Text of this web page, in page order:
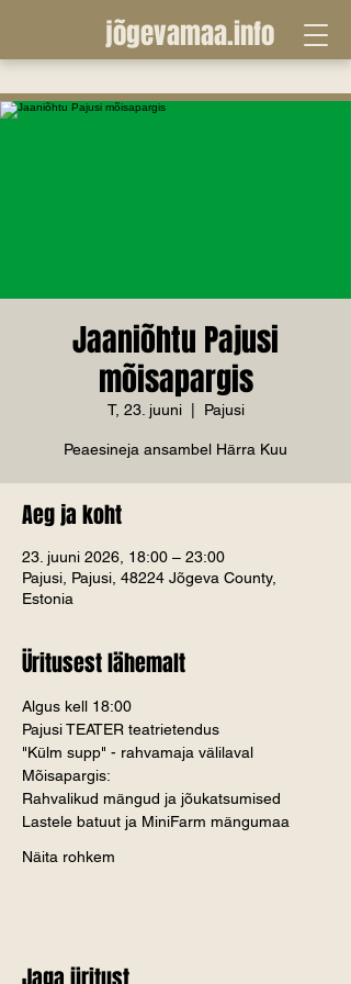
jõgevamaa.info
Jaaniõhtu Pajusi
mõisapargis
T, 23. juuni
  |
Pajusi
Peaesineja ansambel Härra Kuu
Aeg ja koht
23. juuni 2026, 18:00 – 23:00
Pajusi, Pajusi, 48224 Jõgeva County,
Estonia
Üritusest lähemalt
Algus kell 18:00
Pajusi TEATER teatrietendus
"Külm supp" - rahvamaja välilaval
Mõisapargis:
Rahvalikud mängud ja jõukatsumised
Lastele batuut ja MiniFarm mängumaa
Näita rohkem